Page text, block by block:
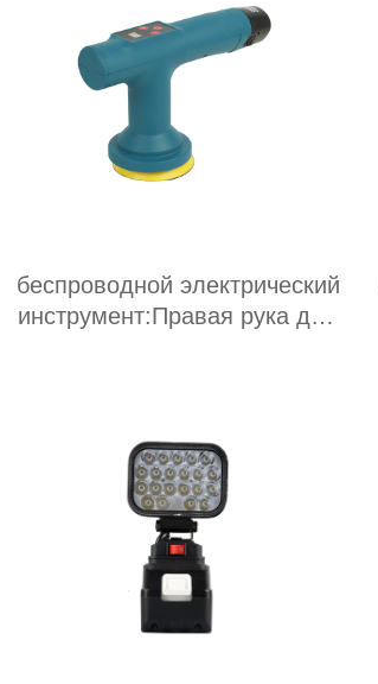
беспроводной электрический
инструмент:Правая рука для